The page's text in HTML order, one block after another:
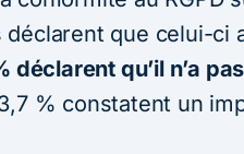
déclarent que celui-ci
déclarent qu’il n’a
% constatent un